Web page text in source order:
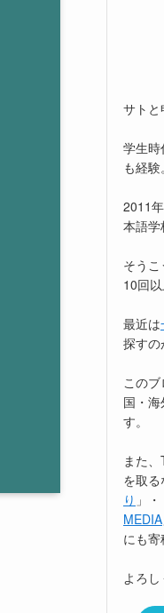
サトと
学生
も経験。
2011
本語学
そう
10回以
最近は
探すの
この
国・
す。
また
を取
り 」
MEDIA
にも寄
よろ